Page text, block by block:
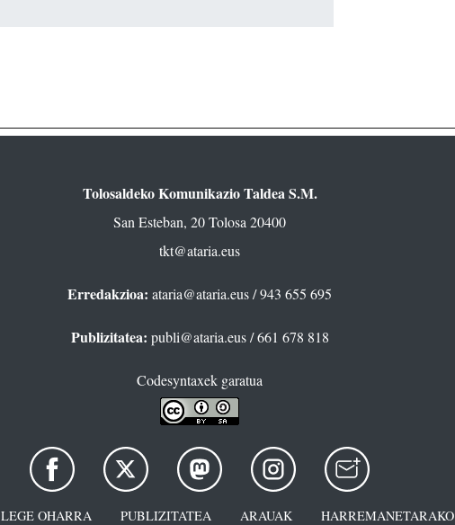
Tolosaldeko Komunikazio Taldea S.M.
San Esteban, 20 Tolosa 20400
tkt@ataria.eus
Erredakzioa: ataria@ataria.eus/ 943 655 695
Publizitatea: publi@ataria.eus/ 661 678 818
Codesyntaxek garatua
LEGE OHARRA PUBLIZITATEA ARAUAK HARREMANETARAKO